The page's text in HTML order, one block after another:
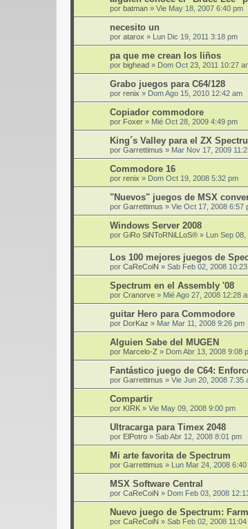
por batman » Vie May 18, 2007 6:40 pm
necesito un
por atarox » Lun Dic 19, 2011 3:18 pm
pa que me crean los liños
por bighead » Dom Oct 23, 2011 10:27
Grabo juegos para C64/128
por renix » Dom Ago 15, 2010 12:42 am
Copiador commodore
por Foxer » Mié Oct 28, 2009 4:49 pm
King´s Valley para el ZX
por Garrettimus » Mar Nov 17, 2009
Commodore 16
por renix » Dom Oct 19, 2008 5:32 pm
"Nuevos" juegos de MSX
por Garrettimus » Vie Oct 17, 2008 6:57
Windows Server 2008
por GiRo SiNToRNiLLoS® » Lun Sep
Los 100 mejores juegos de
por CaReCoiN » Sab Feb 02, 2008
Spectrum en el Assembly '08
por Cranorve » Mié Ago 27, 2008 12:28
guitar Hero para Commodore
por DorKaz » Mar Mar 11, 2008 9:26 pm
Alguien Sabe del MUGEN
por Marcelo-Z » Dom Abr 13, 2008 9:08
Fantástico juego de C64:
por Garrettimus » Vie Jun 20, 2008 7:35
Compartir
por KIRK » Vie May 09, 2008 9:00 pm
Ultracarga para Timex 2048
por ElPotro » Sab Abr 12, 2008 8:01 pm
Mi arte favorita de Spectrum
por Garrettimus » Lun Mar 24, 2008
MSX Software Central
por CaReCoiN » Dom Feb 03, 2008
Nuevo juego de Spectrum:
por CaReCoiN » Sab Feb 02, 2008 11:04